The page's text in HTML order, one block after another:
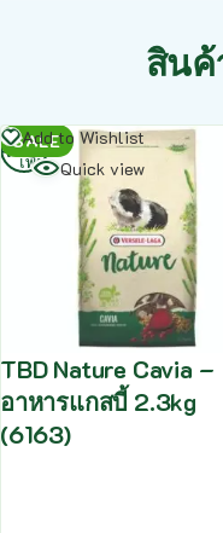
สินค้
SALE
Add to Wishlist
Quick view
TBD Nature Cavia –
อาหารแกสบี้ 2.3kg
(6163)
อ่าน
เพิ่ม